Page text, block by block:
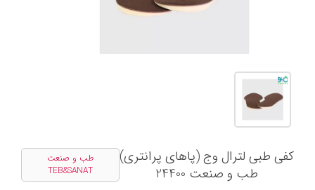
طب و صنعت
TEB&SANAT
کفی طبی لترال وج (پاهای پرانتری)
طب و صنعت 24400